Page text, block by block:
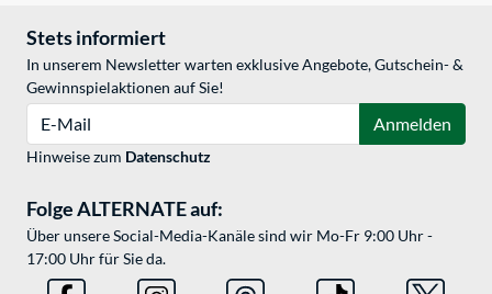
Stets informiert
In unserem Newsletter warten exklusive Angebote, Gutschein- &
Gewinnspielaktionen auf Sie!
Anmelden
Hinweise zum Datenschutz
Folge ALTERNATE auf:
Über unsere Social-Media-Kanäle sind wir Mo-Fr 9:00 Uhr -
17:00 Uhr für Sie da.